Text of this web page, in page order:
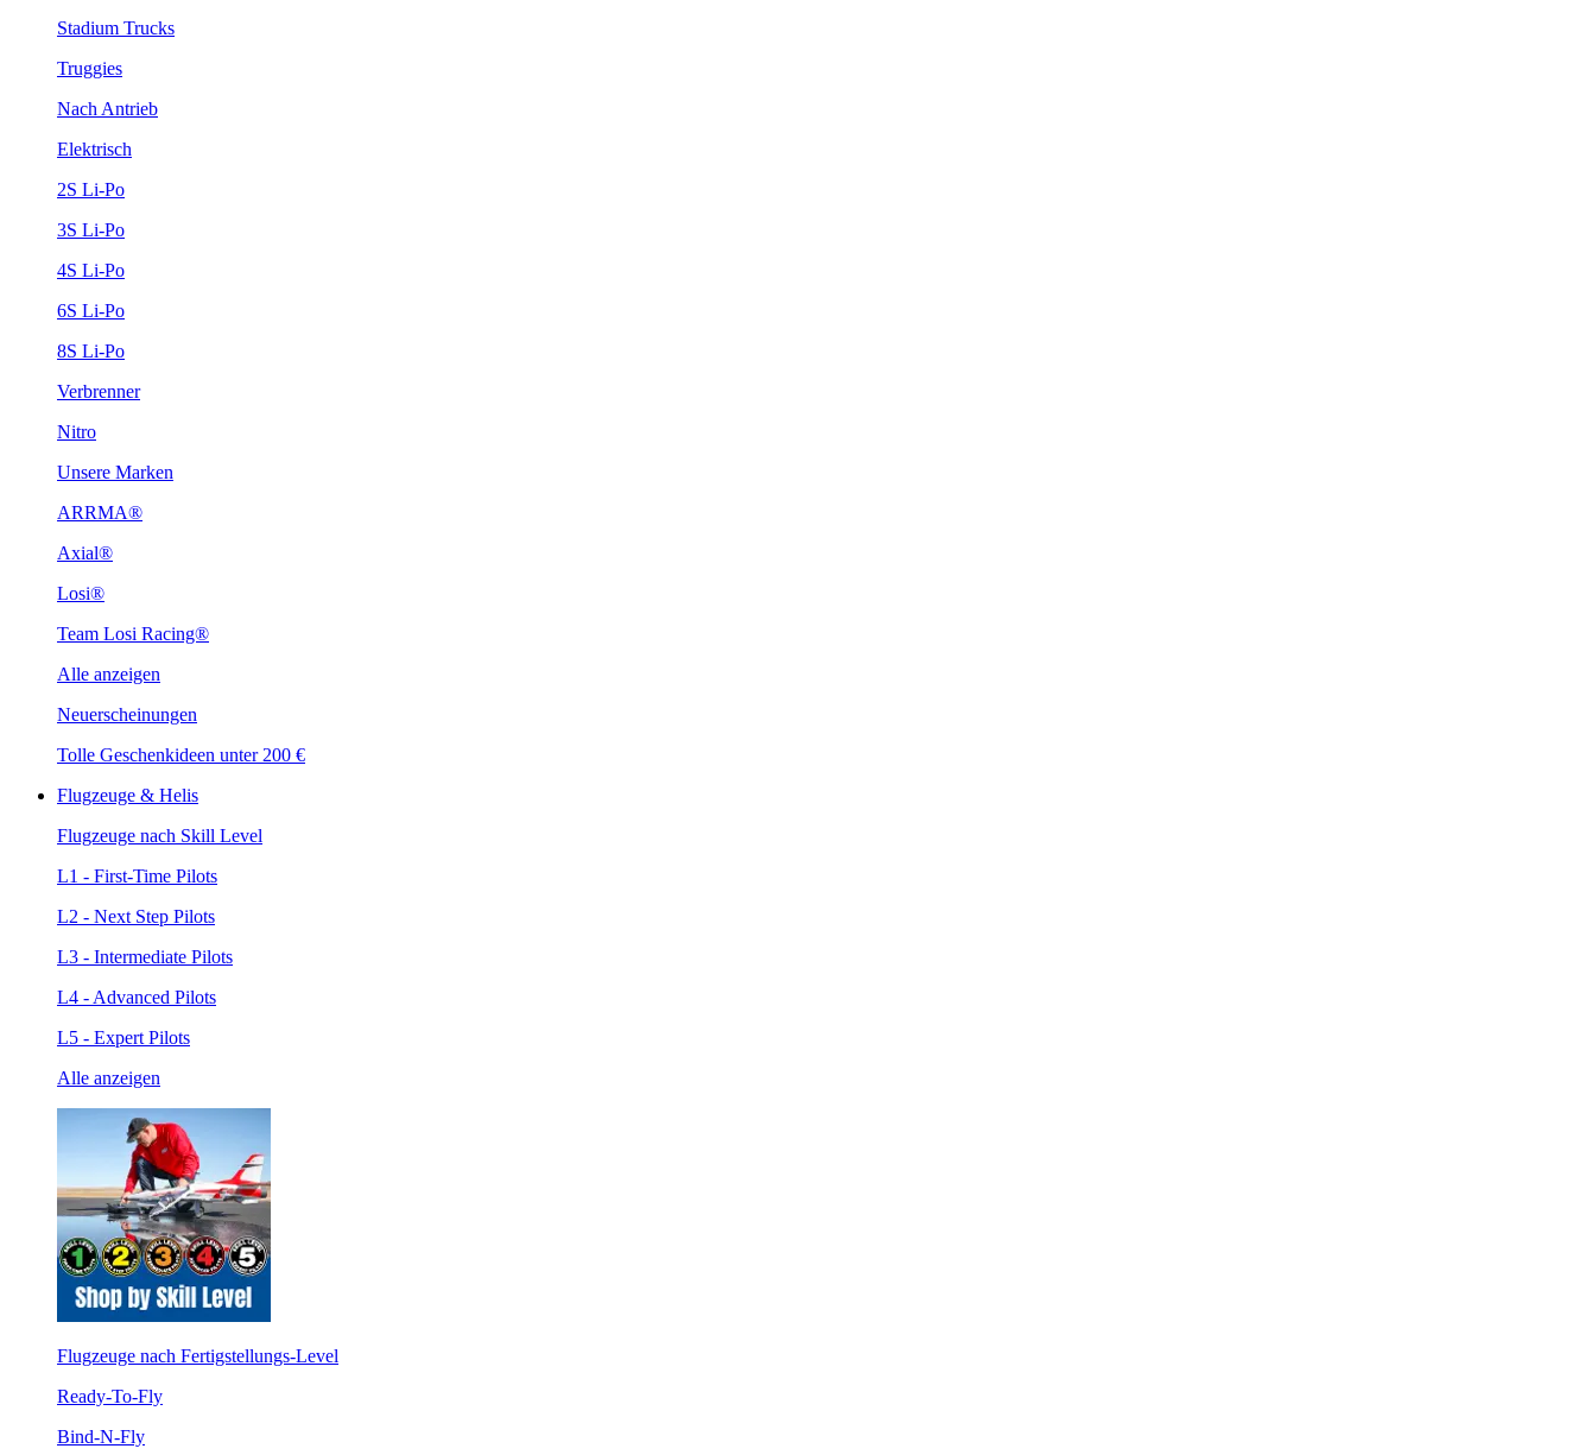
Stadium Trucks
Truggies
Nach Antrieb
Elektrisch
2S Li-Po
3S Li-Po
4S Li-Po
6S Li-Po
8S Li-Po
Verbrenner
Nitro
Unsere Marken
ARRMA®
Axial®
Losi®
Team Losi Racing®
Alle anzeigen
Neuerscheinungen
Tolle Geschenkideen unter 200 €
Flugzeuge & Helis
Flugzeuge nach Skill Level
L1 - First-Time Pilots
L2 - Next Step Pilots
L3 - Intermediate Pilots
L4 - Advanced Pilots
L5 - Expert Pilots
Alle anzeigen
Flugzeuge nach Fertigstellungs-Level
Ready-To-Fly
Bind-N-Fly